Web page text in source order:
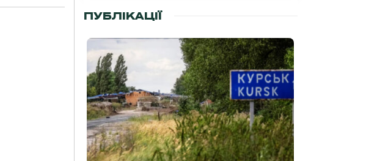
ПУБЛІКАЦІЇ